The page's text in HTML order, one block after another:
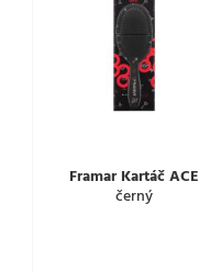
Framar Kartáč ACE
černý